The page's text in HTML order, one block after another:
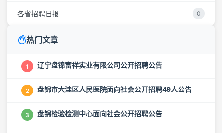
各省招聘日报 0
热门文章
1 辽宁盘锦富祥实业有限公司公开招聘公告
2 盘锦市大洼区人民医院面向社会公开招聘49人公告
3 盘锦检验检测中心面向社会公开招聘公告